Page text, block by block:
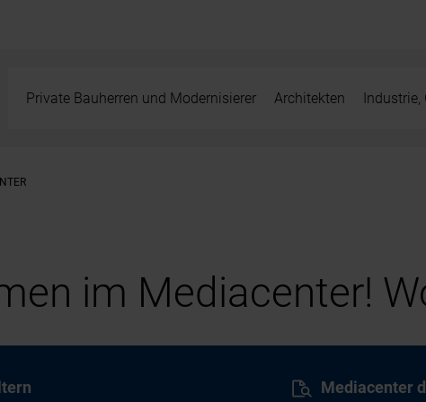
Private Bauherren und Modernisierer Architekten Industrie,
im Mediacenter!
Mediacenter